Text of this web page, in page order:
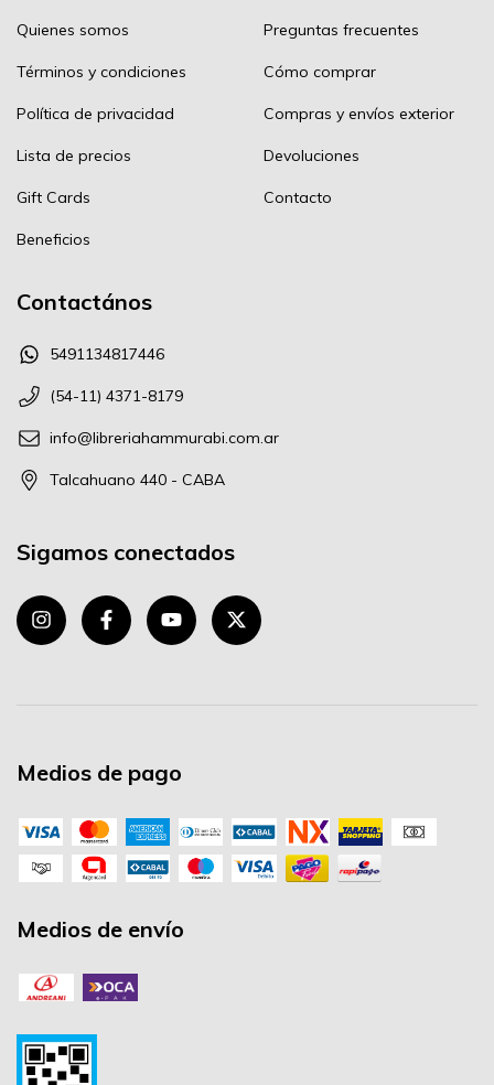
Quienes somos
Términos y condiciones
Política de privacidad
Lista de precios
Gift Cards
Beneficios
Preguntas frecuentes
Cómo comprar
Compras y envíos exterior
Devoluciones
Contacto
Contactános
5491134817446
(54-11) 4371-8179
info@libreriahammurabi.com.ar
Talcahuano 440 - CABA
Sigamos conectados
Medios de pago
Medios de envío